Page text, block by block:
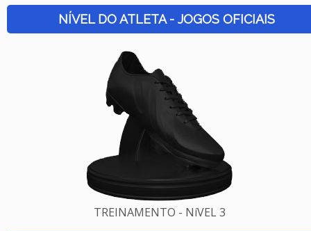
NÍVEL DO ATLETA - JOGOS OFICIAIS
TREINAMENTO - NíVEL 3